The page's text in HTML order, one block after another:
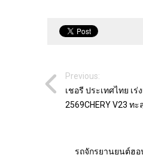
Previous:
เชอรี ประเทศไทย เร่
2569CHERY V23 ท
รถจักรยานยนต์ฮอ